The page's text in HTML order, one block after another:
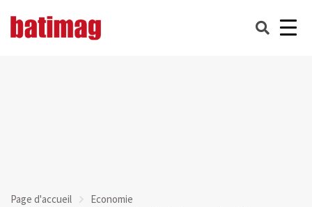
Page d'accueil
Economie